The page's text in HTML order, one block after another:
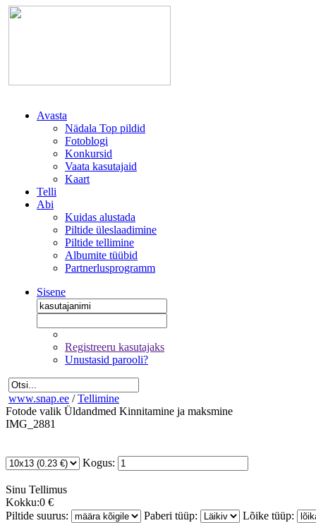
Avasta
Nädala Top pildid
Fotoblogi
Konkursid
Vaata kasutajaid
Kaart
Telli
Abi
Kuidas alustada
Piltide üleslaadimine
Piltide tellimine
Albumite tüübid
Partnerlusprogramm
Sisene
Registreeru kasutajaks
Unustasid parooli?
www.snap.ee / Tellimine
Fotode valik Üldandmed Kinnitamine ja maksmine
IMG_2881
Kogus:
Sinu Tellimus
Kokku:0 €
Piltide suurus:
Paberi tüüp:
Lõike tüüp: